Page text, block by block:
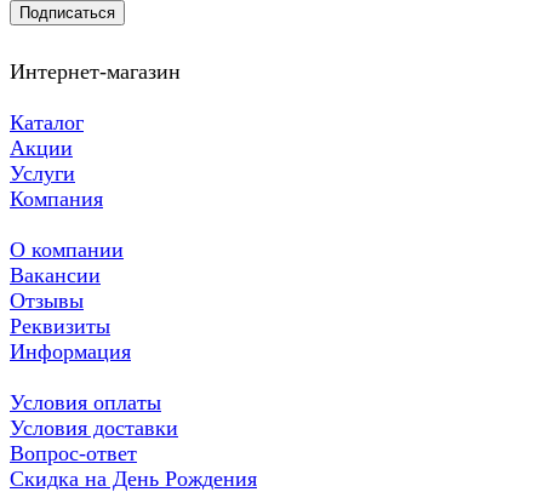
Подписаться
Интернет-магазин
Каталог
Акции
Услуги
Компания
О компании
Вакансии
Отзывы
Реквизиты
Информация
Условия оплаты
Условия доставки
Вопрос-ответ
Скидка на День Рождения